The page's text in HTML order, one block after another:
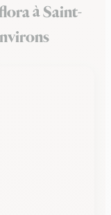
à Saint-